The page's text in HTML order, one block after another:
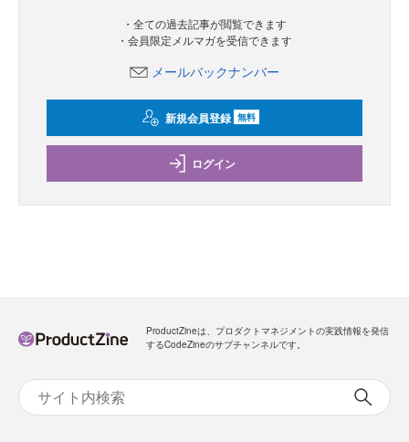
・全ての過去記事が閲覧できます
・会員限定メルマガを受信できます
メールバックナンバー
新規会員登録 無料
ログイン
ProductZineは、プロダクトマネジメントの実践情報を発信
するCodeZineのサブチャンネルです。